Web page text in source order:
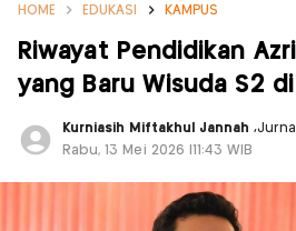
HOME EDUKASI KAMPUS
Riwayat Pendidikan
yang Baru Wisuda S2 di
Kurniasih Miftakhul Jannah,
Rabu, 13 Mei 2026 |11:43 WIB